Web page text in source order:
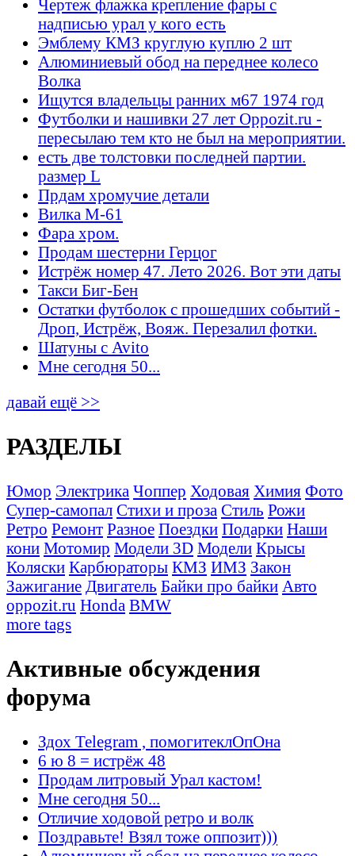
Чертеж флажка крепление фары с
надписью урал у кого есть
Эмблему КМЗ круглую куплю 2 шт
Алюминиевый обод на переднее колесо
Волка
Ищутся владельцы ранних м67 1974 год
Футболки и нашивки 27 лет Oppozit.ru -
пересылаю тем кто не был на мероприятии.
есть две толстовки последней партии.
размер L
Прдам хромучие детали
Вилка М-61
Фара хром.
Продам шестерни Герцог
Истрёж номер 47. Лето 2026. Вот эти даты
Такси Биг-Бен
Остатки футболок с прошедших событий -
Дроп, Истрёж, Вояж. Перезалил фотки.
Шатуны с Avito
Мне сегодня 50...
давай ещё >>
РАЗДЕЛЫ
Юмор Электрика Чоппер Ходовая Химия Фото
Супер-самопал Стихи и проза Стиль Рожи
Ретро Ремонт Разное Поездки Подарки Наши
кони Мотомир Модели 3D Модели Крысы
Коляски Карбюраторы КМЗ ИМЗ Закон
Зажигание Двигатель Байки про байки Авто
oppozit.ru Honda BMW
more tags
Активные обсуждения
форума
Здох Telegram , помогитеклОпОна
6 ю 8 = истрёж 48
Продам литровый Урал кастом!
Мне сегодня 50...
Отличие ходовой ретро и волк
Поздравьте! Взял тоже оппозит)))